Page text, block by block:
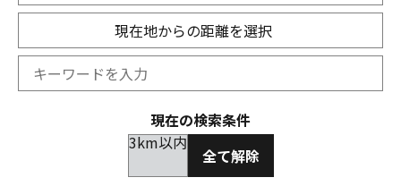
現在地からの距離を選択
現在の検索条件
3km以内
全て解除